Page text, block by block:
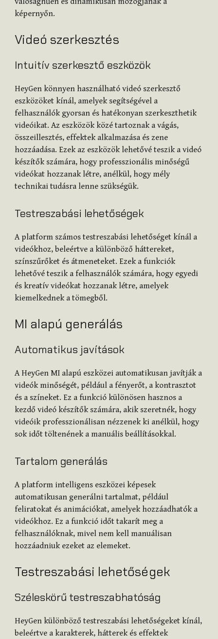
képernyőn.
Videó szerkesztés
Intuitív szerkesztő eszközök
HeyGen könnyen használható videó szerkesztő
eszközöket kínál, amelyek segítségével a
felhasználók gyorsan és hatékonyan szerkeszthetik
videóikat. Az eszközök közé tartoznak a vágás,
összeillesztés, effektek alkalmazása és zene
hozzáadása. Ezek az eszközök lehetővé teszik a videó
készítők számára, hogy professzionális minőségű
videókat hozzanak létre, anélkül, hogy mély
technikai tudásra lenne szükségük.
Testreszabási lehetőségek
A platform számos testreszabási lehetőséget kínál a
videókhoz, beleértve a különböző háttereket,
színszűrőket és átmeneteket. Ezek a funkciók
lehetővé teszik a felhasználók számára, hogy egyedi
és kreatív videókat hozzanak létre, amelyek
kiemelkednek a tömegből.
MI alapú generálás
Automatikus javítások
A HeyGen MI alapú eszközei automatikusan javítják a
videók minőségét, például a fényerőt, a kontrasztot
és a színeket. Ez a funkció különösen hasznos a
kezdő videó készítők számára, akik szeretnék, hogy
videóik professzionálisan nézzenek ki anélkül, hogy
sok időt töltenének a manuális beállításokkal.
Tartalom generálás
A platform intelligens eszközei képesek
automatikusan generálni tartalmat, például
feliratokat és animációkat, amelyek hozzáadhatók a
videókhoz. Ez a funkció időt takarít meg a
felhasználóknak, mivel nem kell manuálisan
hozzáadniuk ezeket az elemeket.
Testreszabási lehetőségek
Széleskörű testreszabhatóság
HeyGen különböző testreszabási lehetőségeket kínál,
beleértve a karakterek, hátterek és effektek